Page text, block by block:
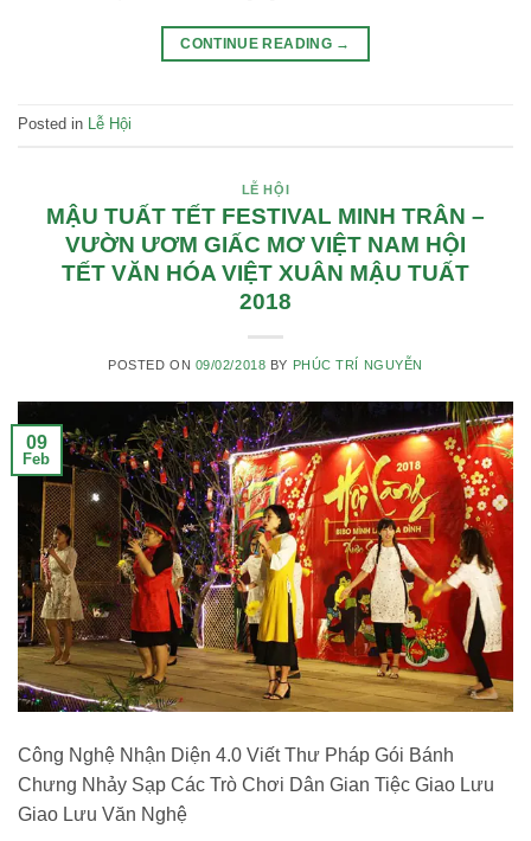
CONTINUE READING →
Posted in Lễ Hội
LỄ HỘI
MẬU TUẤT TẾT FESTIVAL MINH TRÂN –
VƯỜN ƯƠM GIẤC MƠ VIỆT NAM HỘI
TẾT VĂN HÓA VIỆT XUÂN MẬU TUẤT
2018
POSTED ON 09/02/2018 BY PHÚC TRÍ NGUYỄN
09
Feb
Công Nghệ Nhận Diện 4.0 Viết Thư Pháp Gói Bánh
Chưng Nhảy Sạp Các Trò Chơi Dân Gian Tiệc Giao Lưu
Giao Lưu Văn Nghệ